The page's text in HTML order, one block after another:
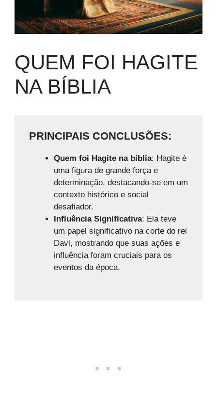
QUEM FOI HAGITE
NA BÍBLIA
PRINCIPAIS CONCLUSÕES:
Quem foi Hagite na bíblia: Hagite é
uma figura de grande força e
determinação, destacando-se em um
contexto histórico e social
desafiador.
Influência Significativa: Ela teve
um papel significativo na corte do rei
Davi, mostrando que suas ações e
influência foram cruciais para os
eventos da época.